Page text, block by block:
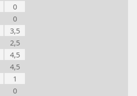
0
0
3,5
2,5
4,5
4,5
1
0